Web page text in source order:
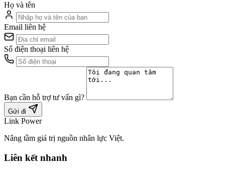
Họ và tên
Email liên hệ
Số điện thoại liên hệ
Bạn cần hỗ trợ tư vấn gì?
Gửi đi
Link Power
Nâng tầm giá trị nguồn nhân lực Việt.
Liên kết nhanh